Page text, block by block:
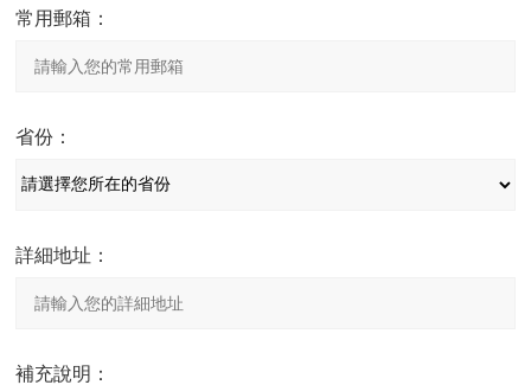
常用郵箱：
省份：
詳細地址：
補充說明：